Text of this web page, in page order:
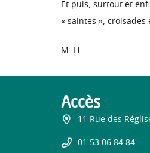
Et puis, surtout et
« saintes »,
M. H.
Accès
11 Rue des
01 53 06 84 84